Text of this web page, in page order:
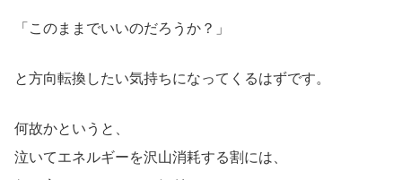
「このままでいいのだろうか？」
と方向転換したい気持ちになってくるはずです。
何故かというと、
泣いてエネルギーを沢山消耗する割には、